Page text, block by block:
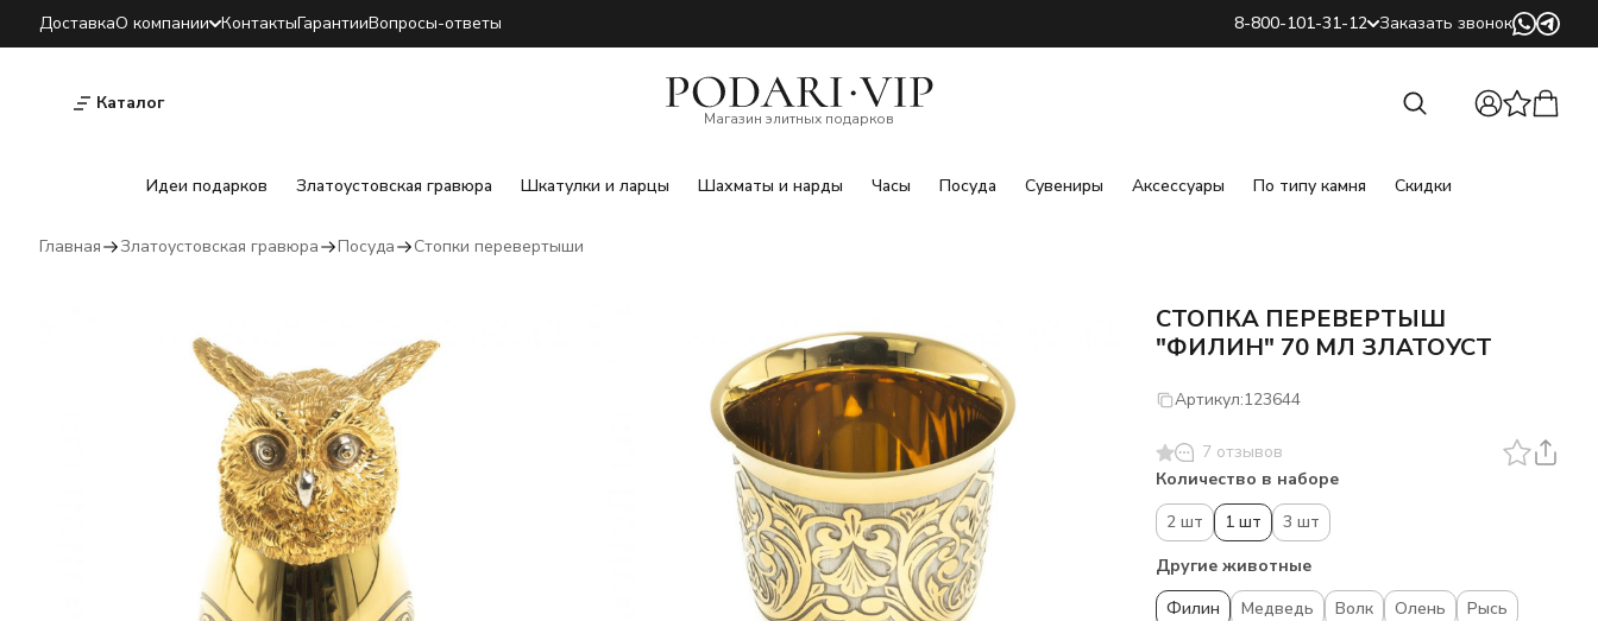
ДоставкаО компании КонтактыГарантииВопросы-ответы 8-800-101-31-12 Заказать звонок
Каталог
Магазин элитных подарков
Идеи подарков Златоустовская гравюра Шкатулки и ларцы Шахматы и нарды Часы Посуда Сувениры Аксессуары По типу камня Скидки
Найти
Главная Златоустовская гравюра Посуда Стопки перевертыши
СТОПКА ПЕРЕВЕРТЫШ
"ФИЛИН" 70 МЛ ЗЛАТОУСТ
Артикул:123644
7 отзывов
Количество в наборе
2 шт
1 шт
3 шт
Другие животные
Филин
Медведь Волк Олень
Рысь